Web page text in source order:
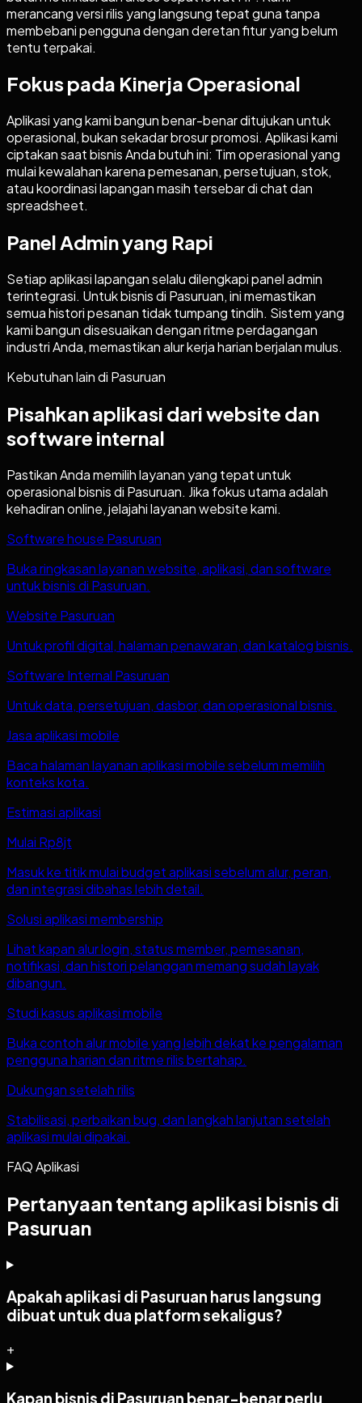
merancang versi rilis yang langsung tepat guna tanpa
membebani pengguna dengan deretan fitur yang belum
tentu terpakai.
Fokus pada Kinerja Operasional
Aplikasi yang kami bangun benar-benar ditujukan untuk
operasional, bukan sekadar brosur promosi. Aplikasi kami
ciptakan saat bisnis Anda butuh ini: Tim operasional yang
mulai kewalahan karena pemesanan, persetujuan, stok,
atau koordinasi lapangan masih tersebar di chat dan
spreadsheet.
Panel Admin yang Rapi
Setiap aplikasi lapangan selalu dilengkapi panel admin
terintegrasi. Untuk bisnis di Pasuruan, ini memastikan
semua histori pesanan tidak tumpang tindih. Sistem yang
kami bangun disesuaikan dengan ritme perdagangan
industri Anda, memastikan alur kerja harian berjalan mulus.
Kebutuhan lain di Pasuruan
Pisahkan aplikasi dari website dan
software internal
Pastikan Anda memilih layanan yang tepat untuk
operasional bisnis di Pasuruan. Jika fokus utama adalah
kehadiran online, jelajahi layanan website kami.
Software house Pasuruan
Buka ringkasan layanan website, aplikasi, dan software
untuk bisnis di Pasuruan.
Website Pasuruan
Untuk profil digital, halaman penawaran, dan katalog bisnis.
Software Internal Pasuruan
Untuk data, persetujuan, dasbor, dan operasional bisnis.
Jasa aplikasi mobile
Baca halaman layanan aplikasi mobile sebelum memilih
konteks kota.
Estimasi aplikasi
Mulai Rp8jt
Masuk ke titik mulai budget aplikasi sebelum alur, peran,
dan integrasi dibahas lebih detail.
Solusi aplikasi membership
Lihat kapan alur login, status member, pemesanan,
notifikasi, dan histori pelanggan memang sudah layak
dibangun.
Studi kasus aplikasi mobile
Buka contoh alur mobile yang lebih dekat ke pengalaman
pengguna harian dan ritme rilis bertahap.
Dukungan setelah rilis
Stabilisasi, perbaikan bug, dan langkah lanjutan setelah
aplikasi mulai dipakai.
FAQ Aplikasi
Pertanyaan tentang aplikasi bisnis di
Pasuruan
Apakah aplikasi di Pasuruan harus langsung
dibuat untuk dua platform sekaligus?
+
Kapan bisnis di Pasuruan benar-benar perlu